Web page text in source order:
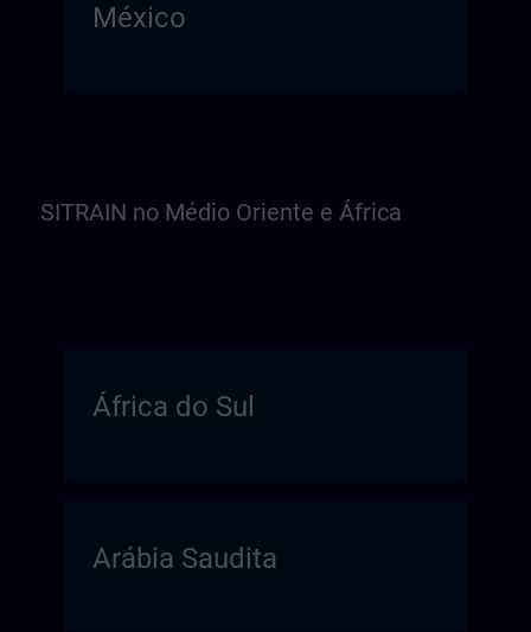
México
SITRAIN no Médio Oriente e África
África do Sul
Arábia Saudita